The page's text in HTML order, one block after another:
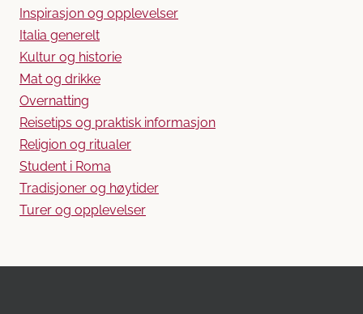
Inspirasjon og opplevelser
Italia generelt
Kultur og historie
Mat og drikke
Overnatting
Reisetips og praktisk informasjon
Religion og ritualer
Student i Roma
Tradisjoner og høytider
Turer og opplevelser